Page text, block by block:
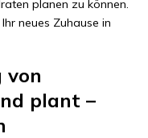
planen zu können.
neues Zuhause in
von
plant –